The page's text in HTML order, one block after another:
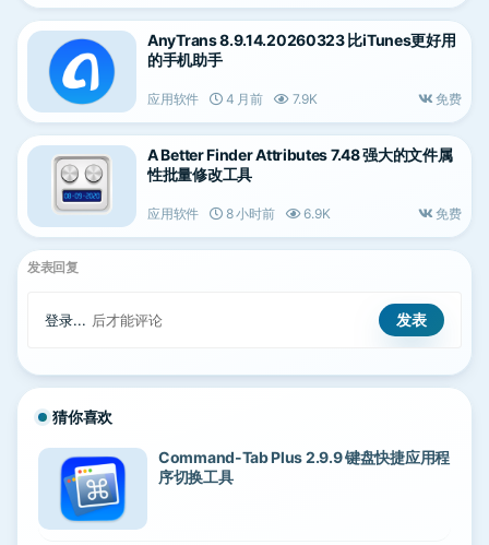
AnyTrans 8.9.14.20260323 比iTunes更好用
的手机助手
应用软件 4 月前 7.9K 免费
A Better Finder Attributes 7.48 强大的文件属
性批量修改工具
应用软件 8 小时前 6.9K 免费
发表回复
登录... 后才能评论
猜你喜欢
Command-Tab Plus 2.9.9 键盘快捷应用程
序切换工具